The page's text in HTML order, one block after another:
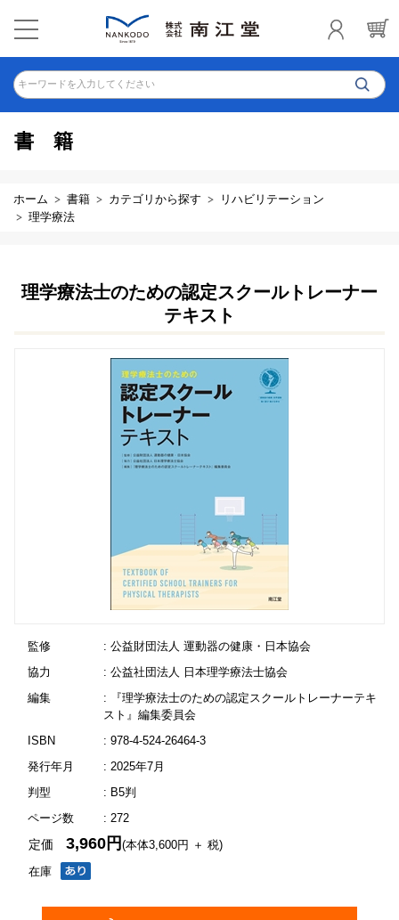
キーワードを入力してください
書籍
ホーム 書籍 カテゴリから探す
リハビリテーション
理学療法
理学療法士のための認定スクールトレーナー
テキスト
監修
: 公益財団法人 運動器の健康・日本協会
協力
: 公益社団法人 日本理学療法士協会
編集
: 『理学療法士のための認定スクールトレーナーテキ
スト』編集委員会
ISBN
: 978-4-524-26464-3
発行年月
: 2025年7月
判型
: B5判
ページ数
: 272
在庫
定価3,960円(本体3,600円 ＋ 税)